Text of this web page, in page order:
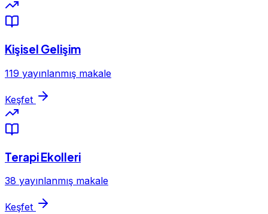
Kişisel Gelişim
119 yayınlanmış makale
Keşfet
Terapi Ekolleri
38 yayınlanmış makale
Keşfet